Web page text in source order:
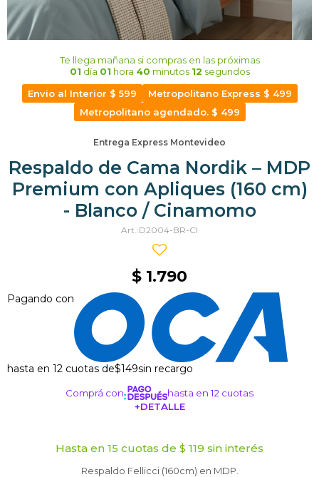
Te llega mañana si compras en las próximas
01 día 01 hora 40 minutos 12 segundos
Envio al Interior $ 599
Metropolitano Express $ 499
Metropolitano agendado. $ 499
Entrega Express Montevideo
Respaldo de Cama Nordik – MDP
Premium con Apliques (160 cm)
- Blanco / Cinamomo
D2004-BR-CI
$ 1.790
Pagando con
hasta en 12 cuotas de$149sin recargo
Comprá con
hasta en 12 cuotas
+DETALLE
Hasta en 15 cuotas de $ 119 sin interés
Respaldo Fellicci (160cm) en MDP.